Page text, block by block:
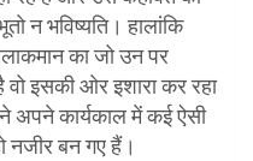
न भविष्यति। हालांकि
का जो उन पर
वो इसकी ओर इशारा कर रहा
अपने कार्यकाल में कई ऐसी
नजीर बन गए हैं।